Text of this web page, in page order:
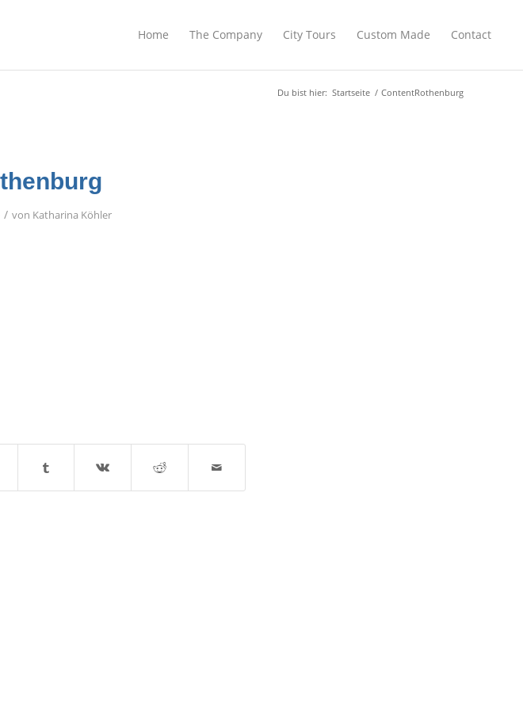
Home The Company City Tours Custom Made Contact
Du bist hier: Startseite / ContentRothenburg
/ von Katharina Köhler